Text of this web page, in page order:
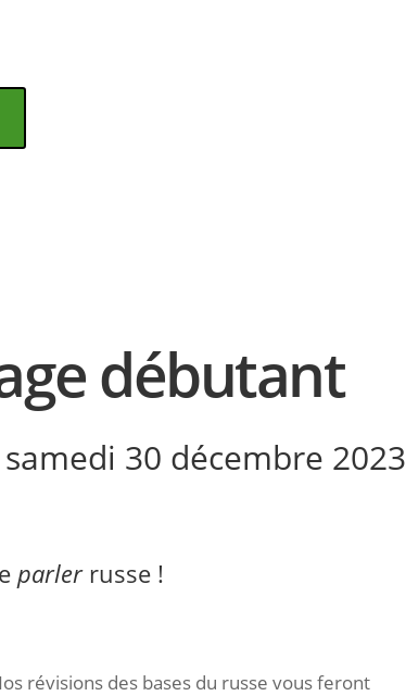
débutant
30 décembre 2023
parlerrusse !
révisions des bases du russe vous feront